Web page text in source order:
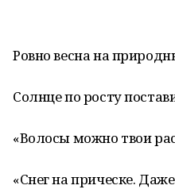
Ровно весна на
Солнце по росту
«Волосы можно твои
«Снег на прическе.